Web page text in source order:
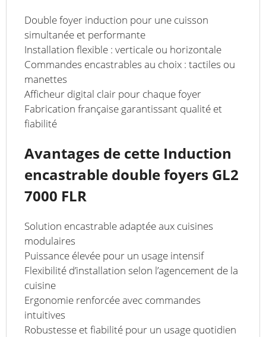
Double foyer induction pour une cuisson
simultanée et performante
Installation flexible : verticale ou horizontale
Commandes encastrables au choix : tactiles ou
manettes
Afficheur digital clair pour chaque foyer
Fabrication française garantissant qualité et
fiabilité
Avantages de cette Induction
encastrable double foyers GL2
7000 FLR
Solution encastrable adaptée aux cuisines
modulaires
Puissance élevée pour un usage intensif
Flexibilité d’installation selon l’agencement de la
cuisine
Ergonomie renforcée avec commandes
intuitives
Robustesse et fiabilité pour un usage quotidien